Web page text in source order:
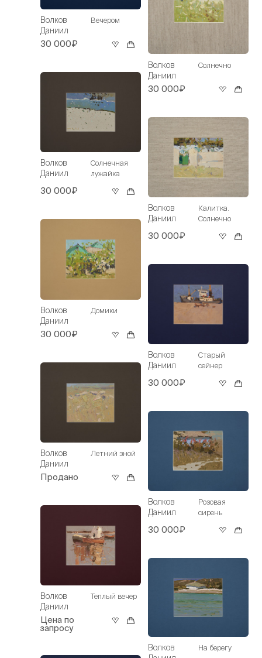
Волков
Даниил
Вечером
30 000₽
Волков
Даниил
Солнечная
лужайка
30 000₽
Волков
Даниил
Домики
30 000₽
Волков
Даниил
Летний зной
Продано
Волков
Даниил
Теплый вечер
Цена по
запросу
Волков
Даниил
Солнечно
30 000₽
Волков
Даниил
Калитка.
Солнечно
30 000₽
Волков
Даниил
Старый
сейнер
30 000₽
Волков
Даниил
Розовая
сирень
30 000₽
Волков
На берегу